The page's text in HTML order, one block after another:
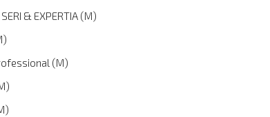
SERI & EXPERTIA (M)
(M)